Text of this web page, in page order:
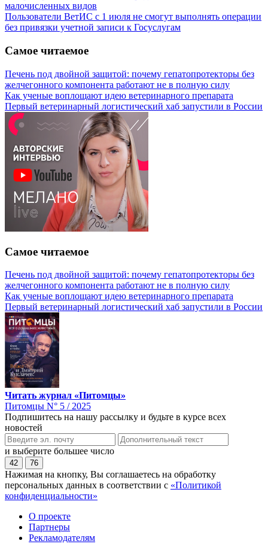
малочисленных видов
Пользователи ВетИС с 1 июля не смогут выполнять операции
без привязки учетной записи к Госуслугам
Самое читаемое
Печень под двойной защитой: почему гепатопротекторы без
желчегонного компонента работают не в полную силу
Как ученые воплощают идею ветеринарного препарата
Первый ветеринарный логистический хаб запустили в России
Самое читаемое
Печень под двойной защитой: почему гепатопротекторы без
желчегонного компонента работают не в полную силу
Как ученые воплощают идею ветеринарного препарата
Первый ветеринарный логистический хаб запустили в России
Читать журнал «Питомцы»
Питомцы N° 5 / 2025
Подпишитесь на нашу рассылку и будьте в курсе всех
новостей
и выберите большее число
42 76
Нажимая на кнопку, Вы соглашаетесь на обработку
персональных данных в соответствии с «Политикой
конфиденциальности»
О проекте
Партнеры
Рекламодателям